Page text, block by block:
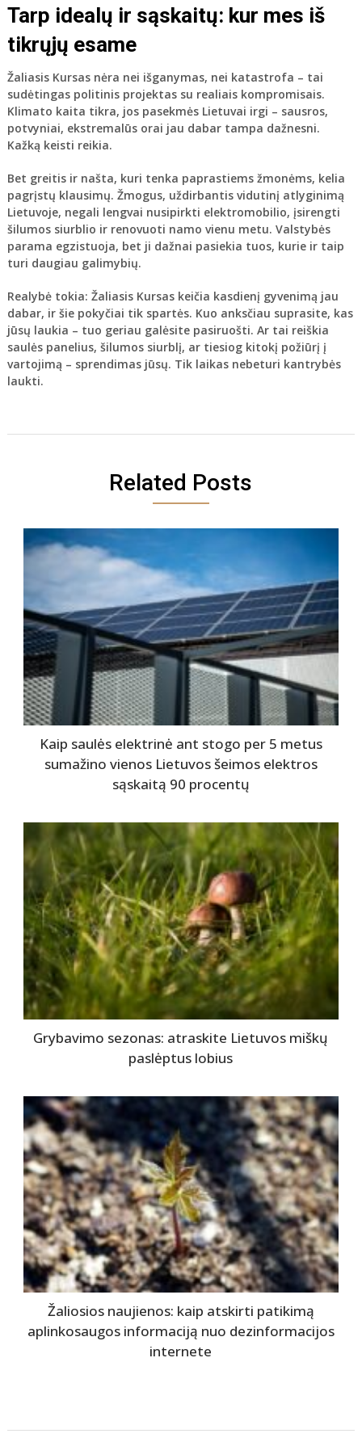
Tarp idealų ir sąskaitų: kur mes iš
tikrųjų esame
Žaliasis Kursas nėra nei išganymas, nei katastrofa – tai
sudėtingas politinis projektas su realiais kompromisais.
Klimato kaita tikra, jos pasekmės Lietuvai irgi – sausros,
potvyniai, ekstremalūs orai jau dabar tampa dažnesni.
Kažką keisti reikia.
Bet greitis ir našta, kuri tenka paprastiems žmonėms, kelia
pagrįstų klausimų. Žmogus, uždirbantis vidutinį atlyginimą
Lietuvoje, negali lengvai nusipirkti elektromobilio, įsirengti
šilumos siurblio ir renovuoti namo vienu metu. Valstybės
parama egzistuoja, bet ji dažnai pasiekia tuos, kurie ir taip
turi daugiau galimybių.
Realybė tokia: Žaliasis Kursas keičia kasdienį gyvenimą jau
dabar, ir šie pokyčiai tik spartės. Kuo anksčiau suprasite, kas
jūsų laukia – tuo geriau galėsite pasiruošti. Ar tai reiškia
saulės panelius, šilumos siurblį, ar tiesiog kitokį požiūrį į
vartojimą – sprendimas jūsų. Tik laikas nebeturi kantrybės
laukti.
Related Posts
Kaip saulės elektrinė ant stogo per 5 metus
sumažino vienos Lietuvos šeimos elektros
sąskaitą 90 procentų
Grybavimo sezonas: atraskite Lietuvos miškų
paslėptus lobius
Žaliosios naujienos: kaip atskirti patikimą
aplinkosaugos informaciją nuo dezinformacijos
internete